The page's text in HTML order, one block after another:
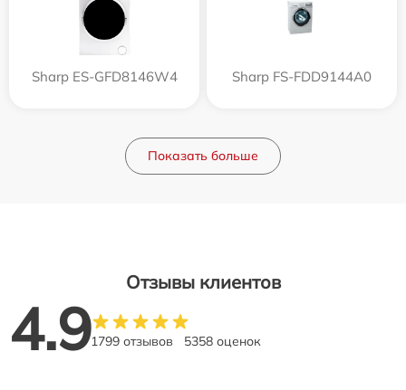
Sharp ES-GFD8146W4 Sharp FS-FDD9144A0
Показать больше
Отзывы клиентов
4.91799 отзывов 5358 оценок